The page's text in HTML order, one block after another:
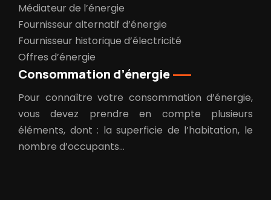
Médiateur de l’énergie
Fournisseur alternatif d’énergie
Fournisseur historique d’électricité
Offres d’énergie
Consommation d’énergie
Pour connaître votre consommation d’énergie,
vous devez prendre en compte plusieurs
éléments, dont : la superficie de l’habitation, le
nombre d’occupants…